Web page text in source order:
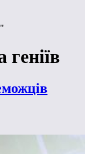
геніїв